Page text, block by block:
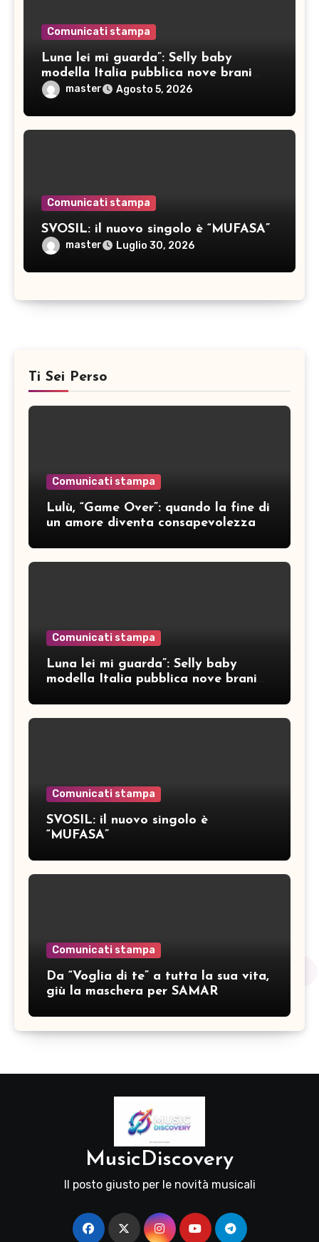
Comunicati stampa
Luna lei mi guarda”: Selly baby
modella Italia pubblica nove brani
ineditimaster Agosto 5, 2026
Comunicati stampa
SVOSIL: il nuovo singolo è “MUFASA”
master Luglio 30, 2026
Ti Sei Perso
Comunicati stampa
Lulù, “Game Over”: quando la fine di
un amore diventa consapevolezza
Comunicati stampa
Luna lei mi guarda”: Selly baby
modella Italia pubblica nove brani
Comunicati stampa
SVOSIL: il nuovo singolo è
“MUFASA”
Comunicati stampa
Da “Voglia di te” a tutta la sua vita,
giù la maschera per SAMAR
MusicDiscovery
Il posto giusto per le novità musicali